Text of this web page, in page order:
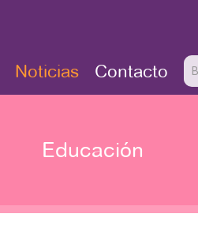
Noticias Contacto
Educación